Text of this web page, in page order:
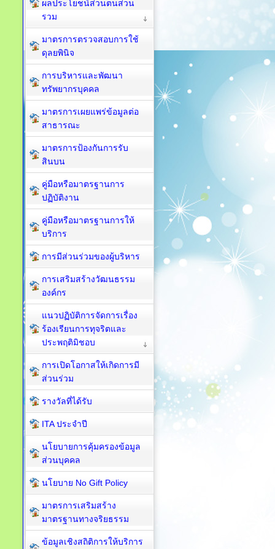
ผลประโยชน์ส่วนตนส่วน
รวม
มาตรการตรวจสอบการใช้
ดุลยพินิจ
การบริหารและพัฒนา
ทรัพยากรบุคคล
มาตรการเผยแพร่ข้อมูลต่อ
สาธารณะ
มาตรการป้องกันการรับ
สินบน
คู่มือหรือมาตรฐานการ
ปฏิบัติงาน
คู่มือหรือมาตรฐานการให้
บริการ
การมีส่วนร่วมของผู้บริหาร
การเสริมสร้างวัฒนธรรม
องค์กร
แนวปฏิบัติการจัดการเรื่อง
ร้องเรียนการทุจริตและ
ประพฤติมิชอบ
การเปิดโอกาสให้เกิดการมี
ส่วนร่วม
รางวัลที่ได้รับ
ITA ประจำปี
นโยบายการคุ้มครองข้อมูล
ส่วนบุคคล
นโยบาย No Gift Policy
มาตรการเสริมสร้าง
มาตรฐานทางจริยธรรม
ข้อมูลเชิงสถิติการให้บริการ